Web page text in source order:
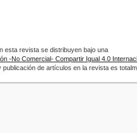
esta revista se distribuyen bajo una
-No Comercial- Compartir Igual 4.0
de artículos en la revista es